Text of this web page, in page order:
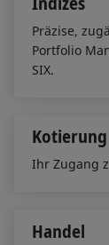
Präzise,
Portfolio
SIX.
Kotierung
Ihr Zugang
Handel